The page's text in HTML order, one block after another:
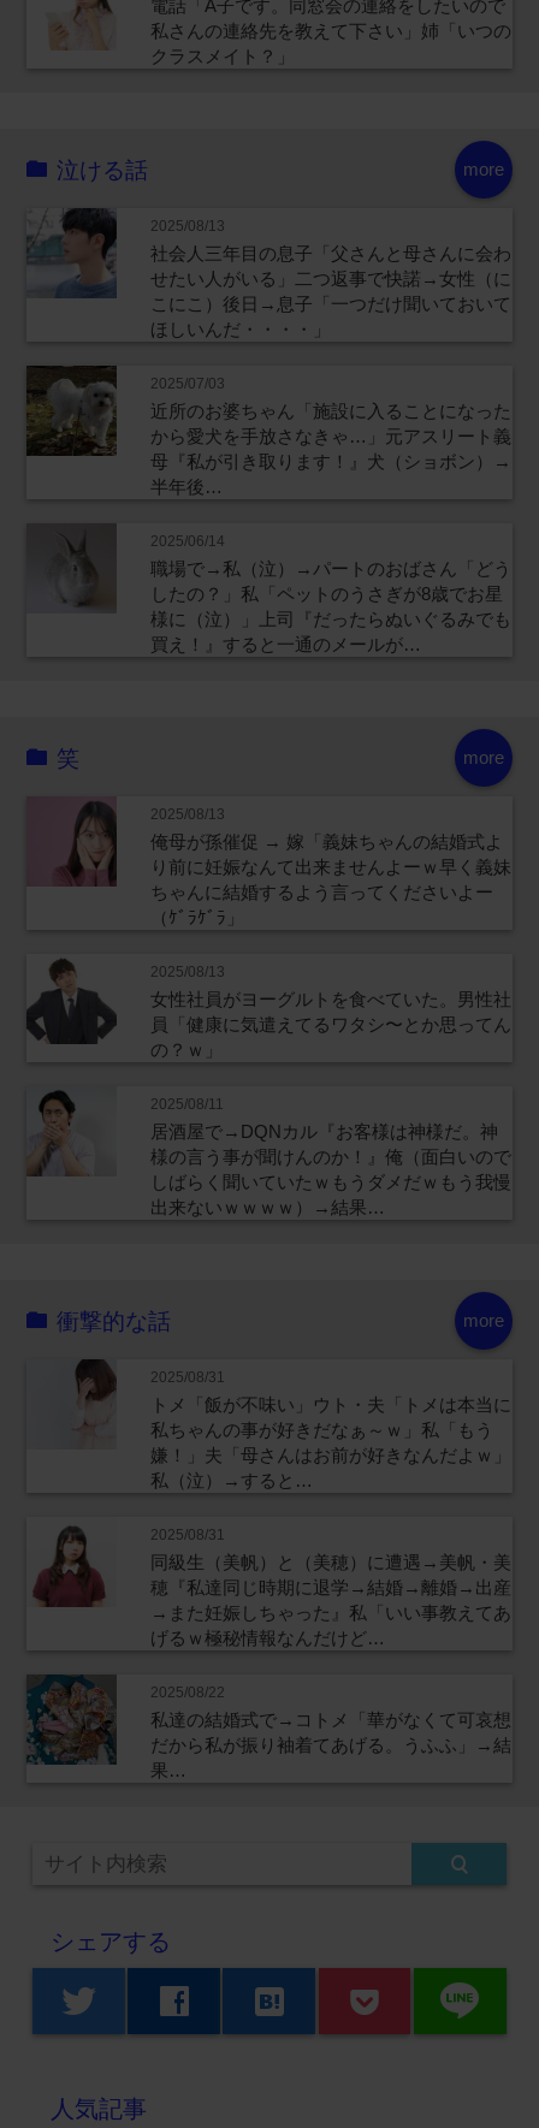
電話「A子です。同窓会の連絡をしたいので
私さんの連絡先を教えて下さい」姉「いつの
クラスメイト？」
more
泣ける話
2025/08/13
社会人三年目の息子「父さんと母さんに会わ
せたい人がいる」二つ返事で快諾→女性（に
こにこ）後日→息子「一つだけ聞いておいて
ほしいんだ・・・・」
2025/07/03
近所のお婆ちゃん「施設に入ることになった
から愛犬を手放さなきゃ…」元アスリート義
母『私が引き取ります！』犬（ショボン）→
半年後…
2025/06/14
職場で→私（泣）→パートのおばさん「どう
したの？」私「ペットのうさぎが8歳でお星
様に（泣）」上司『だったらぬいぐるみでも
買え！』すると一通のメールが…
more
笑
2025/08/13
俺母が孫催促 → 嫁「義妹ちゃんの結婚式よ
り前に妊娠なんて出来ませんよーｗ早く義妹
ちゃんに結婚するよう言ってくださいよー
（ｹﾞﾗｹﾞﾗ」
2025/08/13
女性社員がヨーグルトを食べていた。男性社
員「健康に気遣えてるワタシ〜とか思ってん
の？ｗ」
2025/08/11
居酒屋で→DQNカル『お客様は神様だ。神
様の言う事が聞けんのか！』俺（面白いので
しばらく聞いていたｗもうダメだｗもう我慢
出来ないｗｗｗｗ）→結果…
more
衝撃的な話
2025/08/31
トメ「飯が不味い」ウト・夫「トメは本当に
私ちゃんの事が好きだなぁ～ｗ」私「もう
嫌！」夫「母さんはお前が好きなんだよｗ」
私（泣）→すると…
2025/08/31
同級生（美帆）と（美穂）に遭遇→美帆・美
穂『私達同じ時期に退学→結婚→離婚→出産
→また妊娠しちゃった』私「いい事教えてあ
げるｗ極秘情報なんだけど…
2025/08/22
私達の結婚式で→コトメ「華がなくて可哀想
だから私が振り袖着てあげる。うふふ」→結
果…
シェアする
twitter facebook hatenabookmark line
人気記事